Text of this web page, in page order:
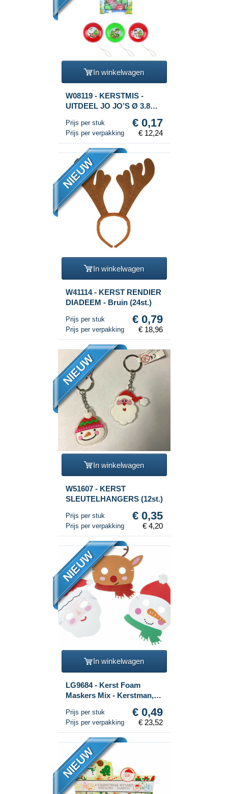
In winkelwagen
W08119 - KERSTMIS -
UITDEEL JO JO’S Ø 3.8
Prijs per stuk € 0,17
Prijs per verpakking € 12,24
NIEUW
In winkelwagen
W41114 - KERST RENDIER
DIADEEM - Bruin (24st.)
Prijs per stuk € 0,79
Prijs per verpakking € 18,96
NIEUW
In winkelwagen
W51607 - KERST
SLEUTELHANGERS (12st.)
Prijs per stuk € 0,35
Prijs per verpakking € 4,20
NIEUW
In winkelwagen
LG9684 - Kerst Foam
Maskers Mix - Kerstman,
stuks)
Prijs per stuk € 0,49
Prijs per verpakking € 23,52
NIEUW